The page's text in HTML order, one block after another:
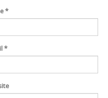
*
*